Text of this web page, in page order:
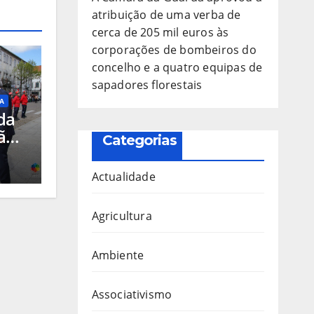
atribuição de uma verba de
cerca de 205 mil euros às
corporações de bombeiros do
concelho e a quatro equipas de
sapadores florestais
Categorias
Actualidade
Agricultura
Ambiente
Associativismo